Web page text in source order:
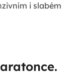
i slabém